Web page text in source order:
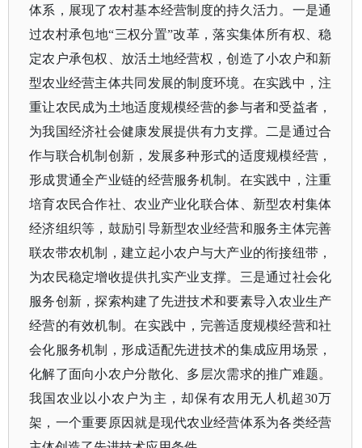
体系，展现了农村基本经营制度的持久活力。一是通
过农村承包地“三权分置”改革，落实集体所有权、稳
定农户承包权、放活土地经营权，创造了小农户和新
型农业经营主体共同发展的制度环境。在实践中，注
重让农民成为土地适度规模经营的参与者和受益者，
为我国经济社会健康发展提供有力支撑。二是通过合
作与联合机制创新，发展多种形式的适度规模经营，
形成贯通全产业链的经营服务机制。在实践中，注重
培育农民合作社、农业产业化联合体、新型农村集体
经济组织等，鼓励引导新型农业经营和服务主体完善
联农带农机制
，建立起小农户与大产业的衔接纽带，
为农民稳定增收提供扎实产业支撑。三是通过社会化
服务创新，探索构建了先进技术和要素导入农业生产
经营的有效机制。在实践中，完善适度规模经营和社
会化服务机制，形成适配先进技术的集成应用场景，
化解了面向小农户分散化、多层次需求的推广难题。
我国农业以小农户为主，却保有农用无人机超30万
架，一个重要原因就是现代农业经营体系为各类经营